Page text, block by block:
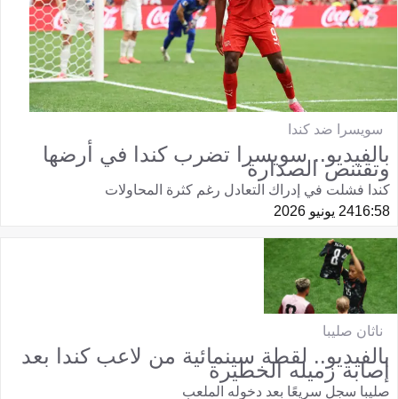
سويسرا ضد كندا
بالفيديو.. سويسرا تضرب كندا في أرضها
وتقتنص الصدارة
كندا فشلت في إدراك التعادل رغم كثرة المحاولات
16:5824 يونيو 2026
ناثان صليبا
بالفيديو.. لقطة سينمائية من لاعب كندا بعد
إصابة زميله الخطيرة
صليبا سجل سريعًا بعد دخوله الملعب